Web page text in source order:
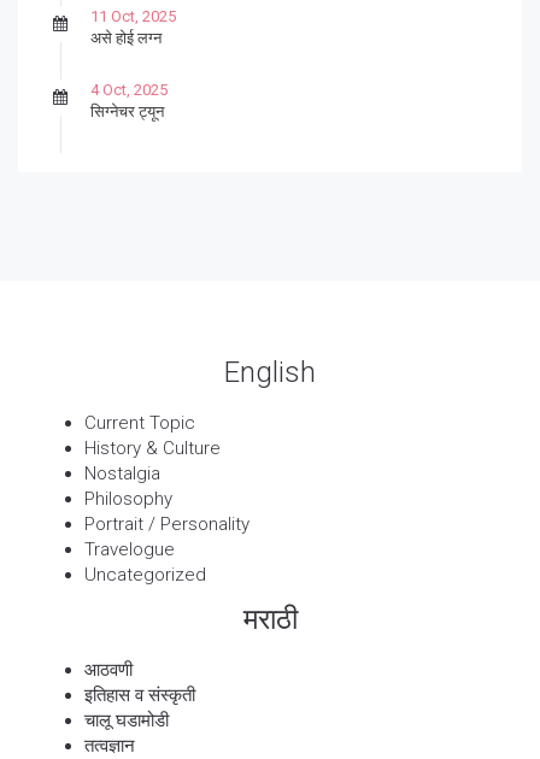
11 Oct, 2025
असे होई लग्न
4 Oct, 2025
सिग्नेचर ट्यून
English
Current Topic
History & Culture
Nostalgia
Philosophy
Portrait / Personality
Travelogue
Uncategorized
मराठी
आठवणी
इतिहास व संस्कृती
चालू घडामोडी
तत्वज्ञान